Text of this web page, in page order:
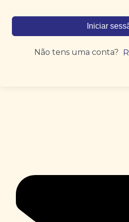
Iniciar
Não tens uma conta?